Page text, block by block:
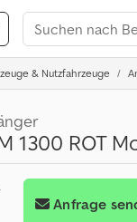
& Nutzfahrzeuge
1300 ROT
Anfrage